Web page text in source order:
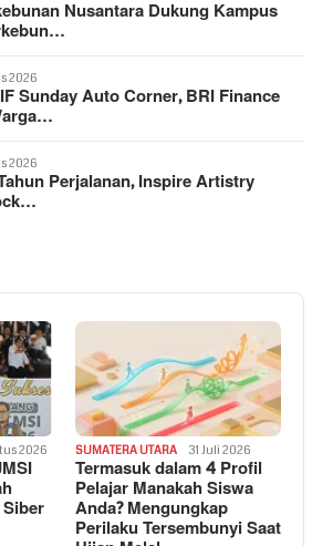
Nusantara Dukung Kampus
2026
Sunday Auto Corner, BRI Finance
2026
Perjalanan, Inspire Artistry
2026 SUMATERA UTARA 31 Juli 2026
Termasuk dalam 4 Profil
Pelajar Manakah Siswa
Anda? Mengungkap
Perilaku Tersembunyi Saat